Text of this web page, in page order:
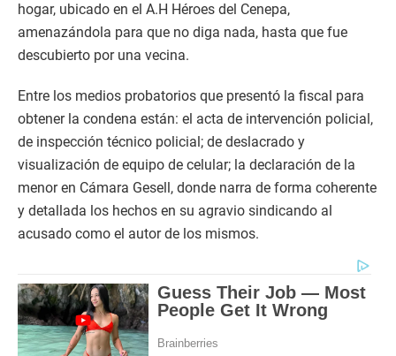
hogar, ubicado en el A.H Héroes del Cenepa,
amenazándola para que no diga nada, hasta que fue
descubierto por una vecina.
Entre los medios probatorios que presentó la fiscal para
obtener la condena están: el acta de intervención policial,
de inspección técnico policial; de deslacrado y
visualización de equipo de celular; la declaración de la
menor en Cámara Gesell, donde narra de forma coherente
y detallada los hechos en su agravio sindicando al
acusado como el autor de los mismos.